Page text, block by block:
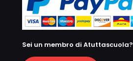
Sei un membro di Atuttascuola?